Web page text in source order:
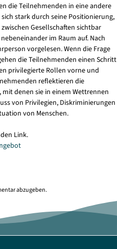
die Teilnehmenden in eine andere
stark durch seine Positionierung,
Gesellschaften sichtbar
im Raum auf. Nach
vorgelesen. Wenn die Frage
die Teilnehmenden einen Schritt
privilegierte Rollen vorne und
reflektieren die
denen sie in einem Wettrennen
von Privilegien, Diskriminierungen
von Menschen.
Link.
abzugeben.